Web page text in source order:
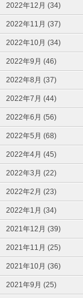
2022年12月 (34)
2022年11月 (37)
2022年10月 (34)
2022年9月 (46)
2022年8月 (37)
2022年7月 (44)
2022年6月 (56)
2022年5月 (68)
2022年4月 (45)
2022年3月 (22)
2022年2月 (23)
2022年1月 (34)
2021年12月 (39)
2021年11月 (25)
2021年10月 (36)
2021年9月 (25)